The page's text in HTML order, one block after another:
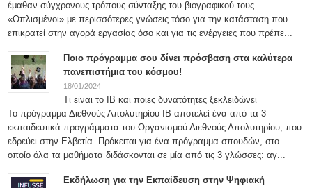
έμαθαν σύγχρονους τρόπους σύνταξης του βιογραφικού τους
«Οπλισμένοι» με περισσότερες γνώσεις τόσο για την κατάσταση που
επικρατεί στην αγορά εργασίας όσο και για τις ενέργειες που πρέπε...
Ποιο πρόγραμμα σου δίνει πρόσβαση στα καλύτερα
πανεπιστήμια του κόσμου!
18/01/2024
Τι είναι το IB και ποιες δυνατότητες ξεκλειδώνει
Το πρόγραμμα Διεθνούς Απολυτηρίου IB αποτελεί ένα από τα 3
εκπαιδευτικά προγράμματα του Οργανισμού Διεθνούς Απολυτηρίου, που
εδρεύει στην Ελβετία. Πρόκειται για ένα πρόγραμμα σπουδών, στο
οποίο όλα τα μαθήματα διδάσκονται σε μία από τις 3 γλώσσες: αγ...
Εκδήλωση για την Εκπαίδευση στην Ψηφιακή